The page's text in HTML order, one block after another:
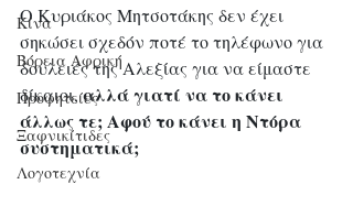
Κίνα
Βόρεια Αφρική
Προφητείες
Ξαφνικίτιδες
Λογοτεχνία
Ο Κυριάκος Μητσοτάκης δεν έχει
σηκώσει σχεδόν ποτέ το τηλέφωνο για
δουλειές της Αλεξίας για να είμαστε
δίκαιοι, αλλά γιατί να το κάνει
άλλως τε; Αφού το κάνει η Ντόρα
συστηματικά;